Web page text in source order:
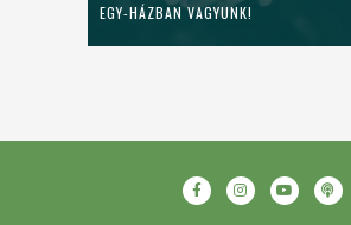
EGY-HÁZBAN VAGYUNK!